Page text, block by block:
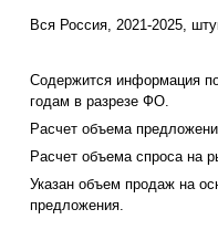
Вся Россия, 2021-2025,
Содержится информация
годам в разрезе ФО.
Расчет объема
Расчет объема спроса на
Указан объем продаж на
предложения.